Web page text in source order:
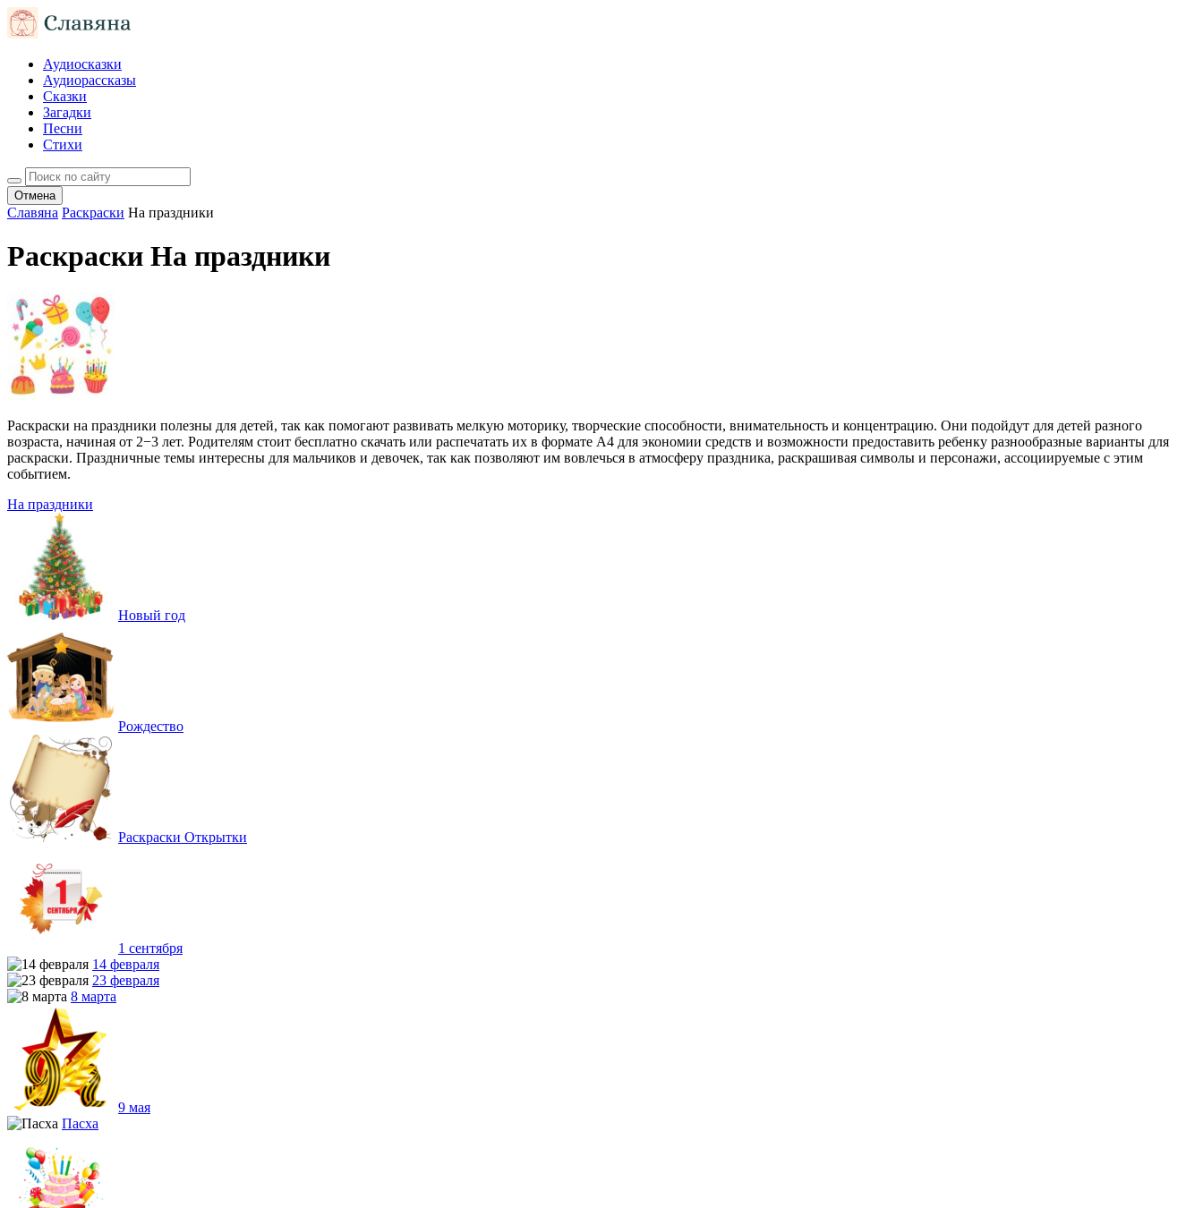
Аудиосказки
Аудиорассказы
Сказки
Загадки
Песни
Стихи
Отмена
Славяна Раскраски На праздники
Раскраски На праздники
Раскраски на праздники полезны для детей, так как помогают развивать мелкую моторику, творческие способности, внимательность и концентрацию. Они подойдут для детей разного
возраста, начиная от 2−3 лет. Родителям стоит бесплатно скачать или распечатать их в формате A4 для экономии средств и возможности предоставить ребенку разнообразные варианты для
раскраски. Праздничные темы интересны для мальчиков и девочек, так как позволяют им вовлечься в атмосферу праздника, раскрашивая символы и персонажи, ассоциируемые с этим
событием.
На праздники
Новый год
Рождество
Раскраски Открытки
1 сентября
14 февраля
23 февраля
8 марта
9 мая
Пасха